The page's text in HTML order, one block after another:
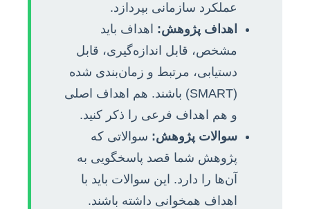
عملکرد سازمانی بپردازد.
اهداف پژوهش: اهداف باید
مشخص، قابل اندازه‌گیری، قابل
دستیابی، مرتبط و زمان‌بندی شده
(SMART) باشند. هم اهداف اصلی
و هم اهداف فرعی را ذکر کنید.
سوالات پژوهش: سوالاتی که
پژوهش شما قصد پاسخگویی به
آن‌ها را دارد. این سوالات باید با
اهداف همخوانی داشته باشند.